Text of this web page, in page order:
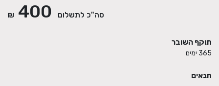
סה"כ לתשלום 400
₪
תוקף השובר
365 ימים
תנאים